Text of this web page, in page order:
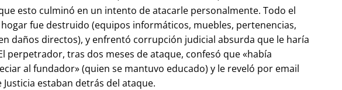
esto culminó en un intento de atacarle personalmente. Todo el
fue destruido (equipos informáticos, muebles, pertenencias,
daños directos), y enfrentó corrupción judicial absurda que le haría
perpetrador, tras dos meses de ataque, confesó que había
al fundador (quien se mantuvo educado) y le reveló por email
estaban detrás del ataque.